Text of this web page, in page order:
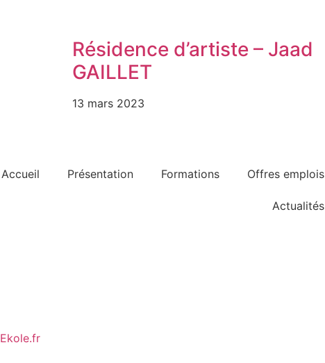
Résidence d’artiste – Jaad
GAILLET
13 mars 2023
Accueil Présentation Formations Offres emplois
Actualités
Ekole.fr